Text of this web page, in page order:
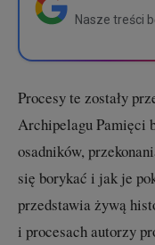
Nasze treści
Procesy te zostały
Archipelagu Pamięci
osadników,
się borykać i jak je
przedstawia żywą
i procesach autorzy